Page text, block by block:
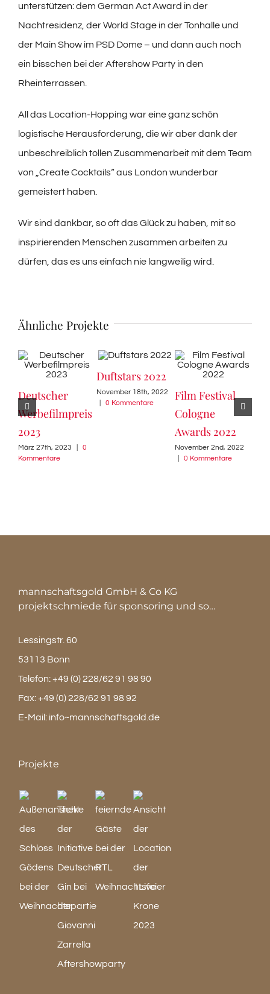
unterstützen: dem German Act Award in der
Nachtresidenz, der World Stage in der Tonhalle und
der Main Show im PSD Dome – und dann auch noch
ein bisschen bei der Aftershow Party in den
Rheinterrassen.
All das Location-Hopping war eine ganz schön
logistische Herausforderung, die wir aber dank der
unbeschreiblich tollen Zusammenarbeit mit dem Team
von „Create Cocktails“ aus London wunderbar
gemeistert haben.
Wir sind dankbar, so oft das Glück zu haben, mit so
inspirierenden Menschen zusammen arbeiten zu
dürfen, das es uns einfach nie langweilig wird.
Ähnliche Projekte
Deutscher
Werbefilmpreis
2023
März 27th, 2023
0
Kommentare
Duftstars 2022
November 18th, 2022
0 Kommentare
Film Festival
Cologne
Awards 2022
November 2nd, 2022
0 Kommentare
mannschaftsgold GmbH & Co KG
projektschmiede für sponsoring und so…
Lessingstr. 60
53113 Bonn
Telefon:+49 (0) 228/62 91 98 90
Fax:+49 (0) 228/62 91 98 92
E-Mail: info~mannschaftsgold.de
Projekte